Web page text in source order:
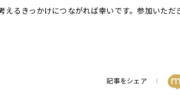
るきっかけにつながれば幸いです。参加いただ
記事をシェア